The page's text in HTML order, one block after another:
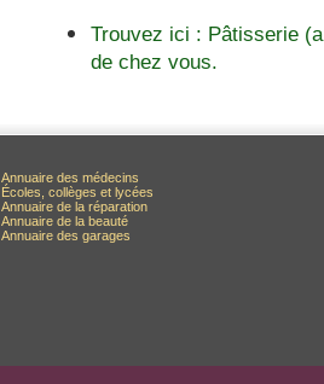
Trouvez ici : Pâtisserie
de chez vous.
Annuaire des médecins
Écoles, collèges et lycées
Annuaire de la réparation
Annuaire de la beauté
Annuaire des garages